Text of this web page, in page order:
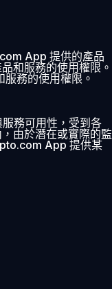
App 提供的產品
和服務的使用權限。
務的使用權限。
務可用性，受到各
由於潛在或實際的監
App 提供某